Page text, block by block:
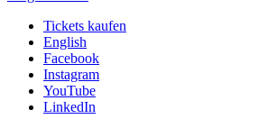
Tickets kaufen
English
Facebook
Instagram
YouTube
LinkedIn